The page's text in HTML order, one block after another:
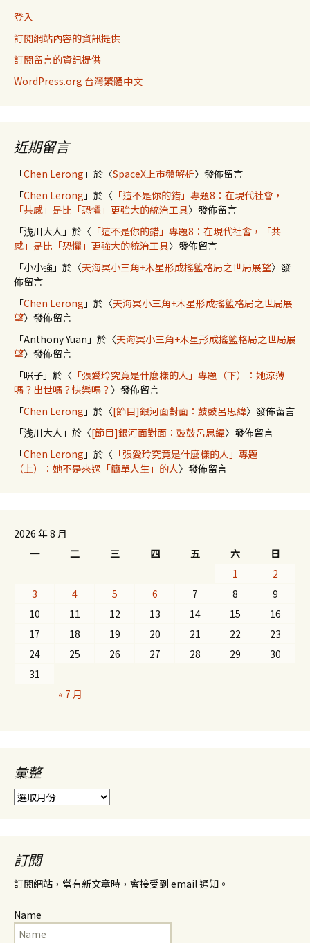
登入
訂閱網站內容的資訊提供
訂閱留言的資訊提供
WordPress.org 台灣繁體中文
近期留言
「Chen Lerong 」於〈SpaceX上市盤解析〉發佈留言
「Chen Lerong 」於〈 「這不是你的錯」專題8：在現代社會，
「共感」是比「恐懼」更強大的統治工具〉發佈留言
「浅川大人 」於〈 「這不是你的錯」專題8：在現代社會，「共
感」是比「恐懼」更強大的統治工具〉發佈留言
「小小強 」於〈天海冥小三角+木星形成搖籃格局之世局展望〉發
佈留言
「Chen Lerong 」於〈天海冥小三角+木星形成搖籃格局之世局展
望〉發佈留言
「Anthony Yuan 」於〈天海冥小三角+木星形成搖籃格局之世局展
望〉發佈留言
「咪子 」於〈 「張愛玲究竟是什麼樣的人」專題（下）：她涼薄
嗎？出世嗎？快樂嗎？ 〉發佈留言
「Chen Lerong 」於〈[節目]銀河面對面：鼓鼓呂思緯〉發佈留言
「浅川大人 」於〈[節目]銀河面對面：鼓鼓呂思緯〉發佈留言
「Chen Lerong 」於〈 「張愛玲究竟是什麼樣的人」專題
（上）：她不是來過「簡單人生」的人〉發佈留言
2026 年 8 月
一
二 三 四 五 六
日
1
2
3
4 5 6 7 8
9
10
11 12 13 14 15
16
17
18 19 20 21 22
23
24
25 26 27 28 29
30
31
« 7 月
彙整
彙
整
訂閱
訂閱網站，當有新文章時，會接受到 email 通知。
Name